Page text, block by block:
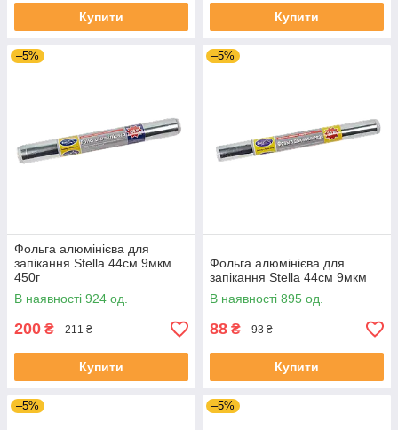
Купити Купити
–5%
Фольга алюмінієва для
запікання Stella 44см 9мкм
450г
В наявності 924 од.
200 ₴ 211 ₴
Купити
–5%
Фольга алюмінієва для
запікання Stella 44см 9мкм
В наявності 895 од.
88 ₴ 93 ₴
Купити
–5% –5%